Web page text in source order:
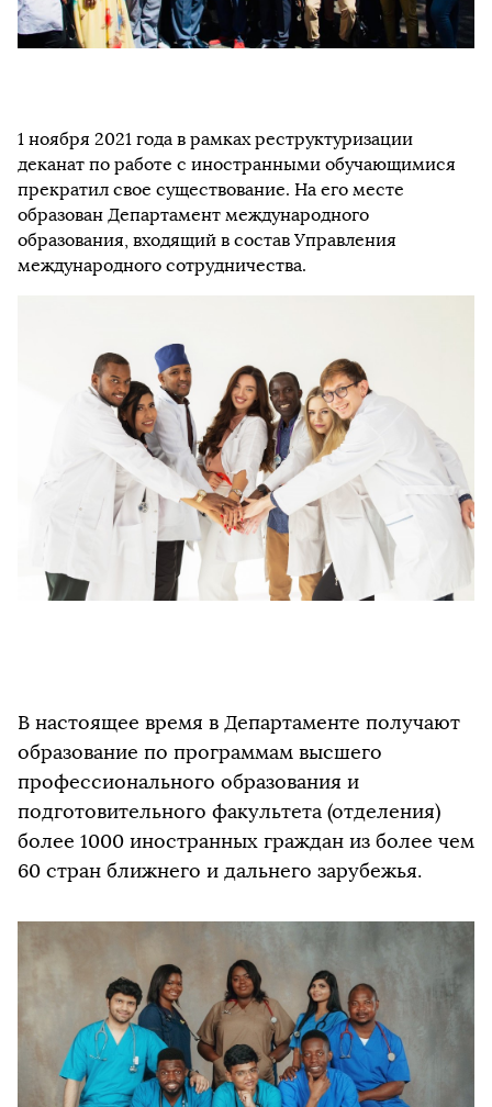
1 ноября 2021 года в рамках реструктуризации
деканат по работе с иностранными обучающимися
прекратил свое существование. На его месте
образован Департамент международного
образования, входящий в состав Управления
международного сотрудничества.
В настоящее время в Департаменте получают
образование по программам высшего
профессионального образования и
подготовительного факультета (отделения)
более 1000 иностранных граждан из более чем
60 стран ближнего и дальнего зарубежья.